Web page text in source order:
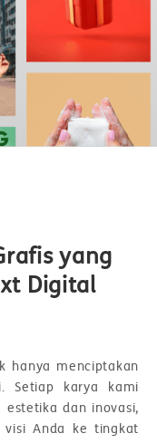
yang
Digital
hanya menciptakan
Setiap karya kami
dan inovasi,
visi Anda ke tingkat